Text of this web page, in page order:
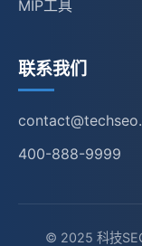
MIP工具
联系我们
400-888-9999
© 2025 科技